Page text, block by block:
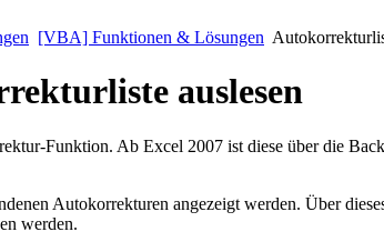
[VBA] Funktionen & Lösungen
auslesen
Funktion. Ab Excel 2007 ist diese über die
Autokorrekturen angezeigt werden. Über
werden.